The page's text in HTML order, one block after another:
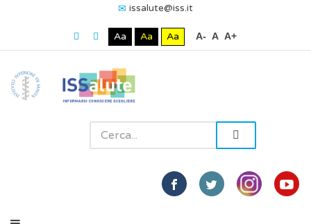
issalute@iss.it
Aa Aa Aa A- A A+